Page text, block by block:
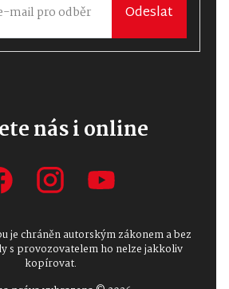
Odeslat
nás i online
je chráněn autorským zákonem a bez
s provozovatelem ho nelze jakkoliv
kopírovat.